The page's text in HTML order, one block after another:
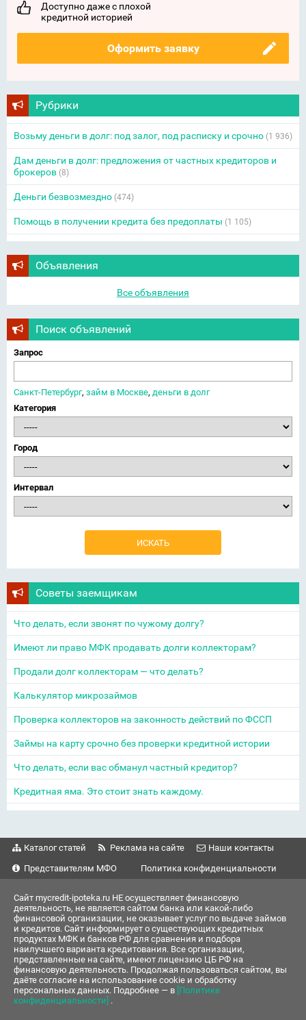
Доступно даже с плохой
кредитной историей
Оформить заявку
Рубрики
Возьму деньги в долг: под залог, под расписку и срочно (1 936)
Дам деньги в долг: предложения от частных кредиторов и
брокеров (8)
Деньги безвозмездно (474)
Помощь в получении кредита без предоплаты (1 105)
Объявления
Все объявления
Поиск объявлений
Запрос
Санкт-Петербург, займ в Москве, деньги в долг
Категория
Город
Интервал
Советы заемщикам
Что делать, если звонят по чужому долгу?
Имеют ли право МФК продавать долги коллекторам?
Продали долг коллекторам — что делать?
Калькулятор микрозаймов
Проверка коллекторов на законность действий по ФССП
Займы на карту срочно без проверки кредитной истории
Что делать, если вас обманул частный кредитор?
Кредитная яма. Это стоит знать каждому.
Каталог статей Реклама на сайте
Наши контакты
Представителям МФО
Политика конфиденциальности
Сайт mycredit-ipoteka.ru НЕ осуществляет финансовую
деятельность, не является сайтом банка или какой-либо
финансовой организации, не оказывает услуг по выдаче займов
и кредитов. Сайт информирует о существующих кредитных
продуктах МФК и банков РФ для сравнения и подбора
наилучшего варианта кредитования. Все организации,
представленные на сайте, имеют лицензию ЦБ РФ на
финансовую деятельность. Продолжая пользоваться сайтом, вы
даёте согласие на использование cookie и обработку
персональных данных. Подробнее — в [Политике
конфиденциальности] .